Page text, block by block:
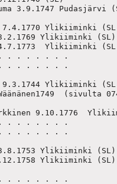
3.9.1747 Pudasjärvi
7.4.1770 Ylikiiminki
Ylikiiminki (SL)
Ylikiiminki
. . . . . . .
. . . . . . .
9.3.1744 Ylikiiminki
(sivulta
9.10.1776
. . . . . . .
. . . . . . .
Ylikiiminki (SL)
Ylikiiminki (SL)
. . . . . . .